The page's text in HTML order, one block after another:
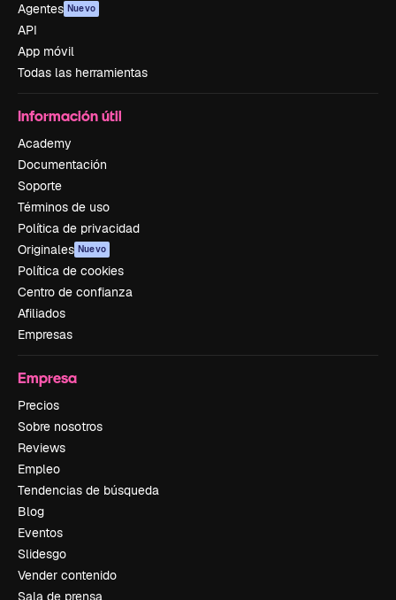
Agentes Nuevo
API
App móvil
Todas las herramientas
Información útil
Academy
Documentación
Soporte
Términos de uso
Política de privacidad
Originales Nuevo
Política de cookies
Centro de confianza
Afiliados
Empresas
Empresa
Precios
Sobre nosotros
Reviews
Empleo
Tendencias de búsqueda
Blog
Eventos
Slidesgo
Vender contenido
Sala de prensa